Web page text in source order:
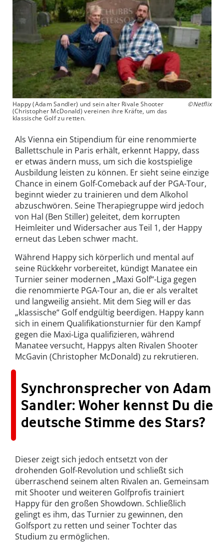
Happy (Adam Sandler) und sein alter Rivale Shooter
(Christopher McDonald) vereinen ihre Kräfte, um das
klassische Golf zu retten.
©Netflix
Als Vienna ein Stipendium für eine renommierte
Ballettschule in Paris erhält, erkennt Happy, dass
er etwas ändern muss, um sich die kostspielige
Ausbildung leisten zu können. Er sieht seine einzige
Chance in einem Golf-Comeback auf der PGA-Tour,
beginnt wieder zu trainieren und dem Alkohol
abzuschwören. Seine Therapiegruppe wird jedoch
von Hal (Ben Stiller) geleitet, dem korrupten
Heimleiter und Widersacher aus Teil 1, der Happy
erneut das Leben schwer macht.
Während Happy sich körperlich und mental auf
seine Rückkehr vorbereitet, kündigt Manatee ein
Turnier seiner modernen „Maxi Golf“-Liga gegen
die renommierte PGA-Tour an, die er als veraltet
und langweilig ansieht. Mit dem Sieg will er das
„klassische“ Golf endgültig beerdigen. Happy kann
sich in einem Qualifikationsturnier für den Kampf
gegen die Maxi-Liga qualifizieren, während
Manatee versucht, Happys alten Rivalen Shooter
McGavin (Christopher McDonald) zu rekrutieren.
Synchronsprecher von Adam
Sandler: Woher kennst Du die
deutsche Stimme des Stars?
Dieser zeigt sich jedoch entsetzt von der
drohenden Golf-Revolution und schließt sich
überraschend seinem alten Rivalen an. Gemeinsam
mit Shooter und weiteren Golfprofis trainiert
Happy für den großen Showdown. Schließlich
gelingt es ihm, das Turnier zu gewinnen, den
Golfsport zu retten und seiner Tochter das
Studium zu ermöglichen.